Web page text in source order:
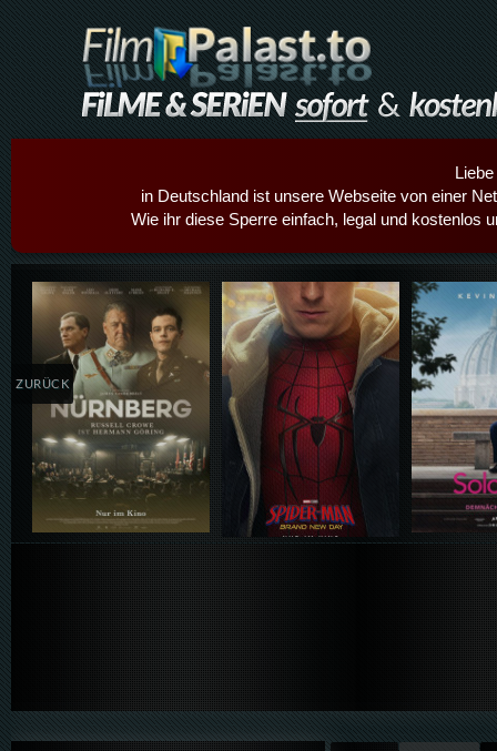
in Deutschland ist unsere Webseite von einer
Wie ihr diese Sperre einfach, legal und kostenlos
Details,Play Details,Play
ZURÜCK